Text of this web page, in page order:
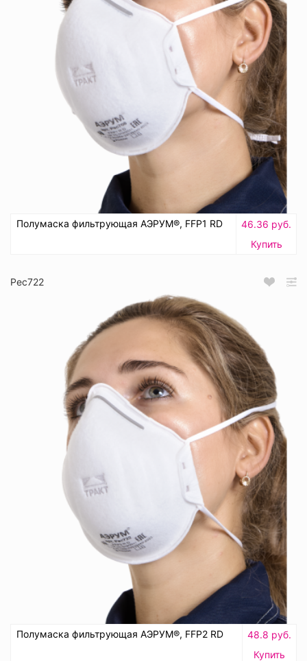
Полумаска фильтрующая АЭРУМ®, FFP1 RD
46.36 руб.
Купить
Рес722
Полумаска фильтрующая АЭРУМ®, FFP2 RD
48.8 руб.
Купить